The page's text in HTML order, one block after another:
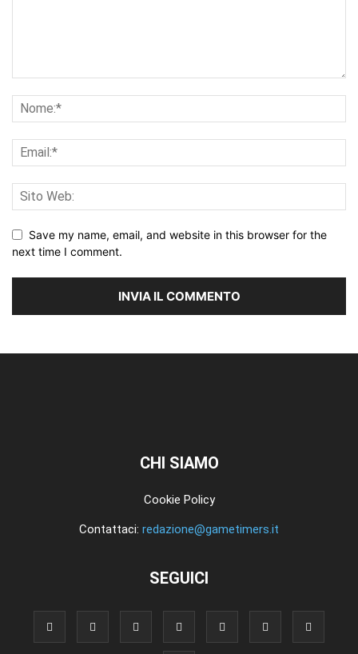
Save my name, email, and website in this browser for the
next time I comment.
CHI SIAMO
Cookie Policy
Contattaci: redazione@gametimers.it
SEGUICI